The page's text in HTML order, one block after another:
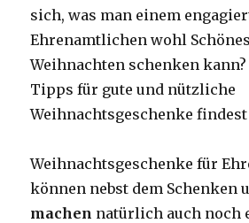
sich, was man einem
Ehrenamtlichen wohl
Weihnachten schenken
Tipps für gute und nützliche
Weihnachtsgeschenke findest
Weihnachtsgeschenke für
können nebst dem Schenken
machen natürlich auch noch